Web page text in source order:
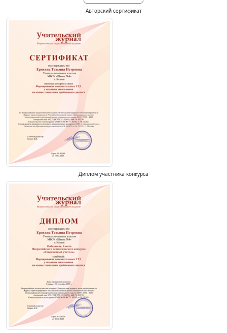
Авторский сертификат
Диплом участника конкурса